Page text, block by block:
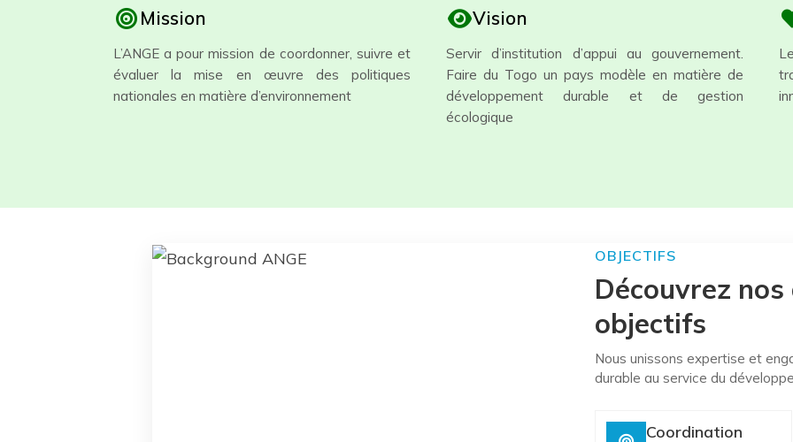
Mission
L’ANGE a pour mission de coordonner, suivre et
évaluer la mise en œuvre des politiques
nationales en matière d’environnement
Vision
Servir d’institution d’appui au gouvernement.
Faire du Togo un pays modèle en matière de
développement durable et de gestion
écologique
OBJECTIFS
Découvrez
objectifs
Nous unissons expertise et
durable au service du
Coordination